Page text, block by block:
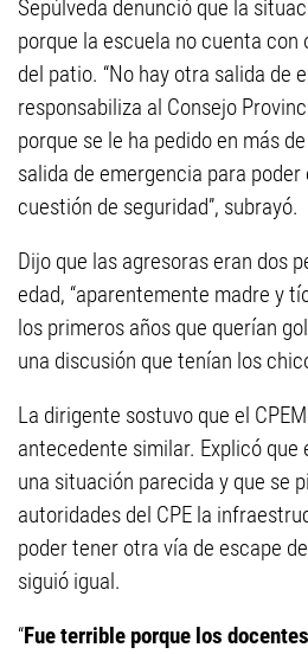
Sepúlveda denunció que la
porque la escuela no cuenta con
del patio. “No hay otra salida de
responsabiliza al Consejo
porque se le ha pedido en más
salida de emergencia para poder
cuestión de seguridad”, subrayó.
Dijo que las agresoras eran dos
edad, “aparentemente madre y
los primeros años que querían
una discusión que tenían los
La dirigente sostuvo que el
antecedente similar. Explicó que
una situación parecida y que se
autoridades del CPE la
poder tener otra vía de escape
siguió igual.
“Fue terrible porque los